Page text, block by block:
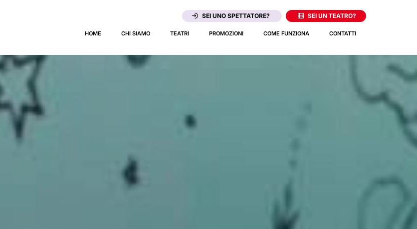
SEI UNO SPETTATORE? SEI UN TEATRO?
HOME CHI SIAMO TEATRI PROMOZIONI COME FUNZIONA CONTATTI